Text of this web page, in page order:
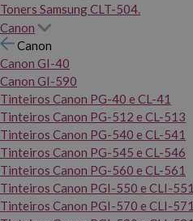
Toners Samsung CLT-504.
Canon
Canon
Canon GI-40
Canon GI-590
Tinteiros Canon PG-40 e CL-41
Tinteiros Canon PG-512 e CL-513
Tinteiros Canon PG-540 e CL-541
Tinteiros Canon PG-545 e CL-546
Tinteiros Canon PG-560 e CL-561
Tinteiros Canon PGI-550 e CLI-551
Tinteiros Canon PGI-570 e CLI-571